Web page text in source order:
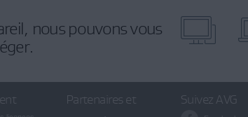
nous pouvons vous
Partenaires et
Suivez AVG